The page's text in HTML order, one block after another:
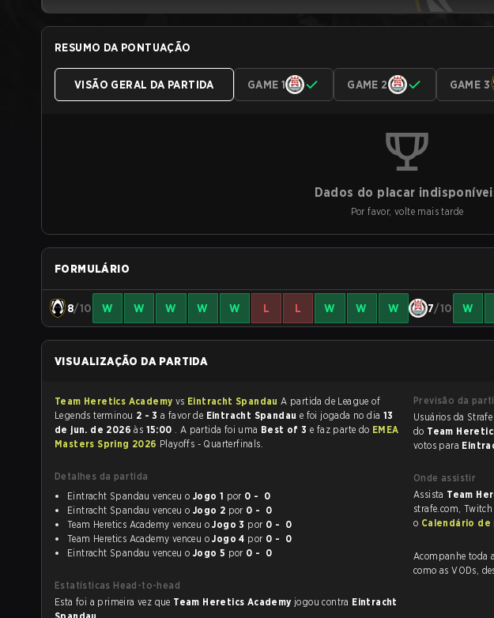
RESUMO DA PONTUAÇÃO
VISÃO GERAL DA PARTIDA GAME 1 GAME 2 GAME 3
Dados do placar
Por favor, volte mais tarde
FORMULÁRIO
8/10 W W W W W L L W W W 7/10 W
VISUALIZAÇÃO DA PARTIDA
Team Heretics Academy vs Eintracht SpandauA partida de League of
Legends terminou 2 - 3 a favor de Eintracht Spandau e foi jogada no dia 13
de jun. de 2026às 15:00 . A partida foi uma Best of 3 e faz parte do EMEA
Masters Spring 2026 Playoffs - Quarterfinals.
Detalhes da partida
Eintracht Spandau venceu o Jogo 1 por
0 - 0
Eintracht Spandau venceu o Jogo 2 por
0 - 0
Team Heretics Academy venceu oJogo 3 por
0 - 0
Team Heretics Academy venceu oJogo 4 por
0 - 0
Eintracht Spandau venceu o Jogo 5 por 0 - 0
Estatísticas Head-to-head
Esta foi a primeira vez que Team Heretics Academy jogou contra Eintracht
Previsão da
Usuários da Strafe tem um favorito absoluto para a partida, e preveem a vitória
do Team
votos para
Onde assistir
Assista Team
strafe.com,
o Calendário
Acompanhe toda
como as VODs,